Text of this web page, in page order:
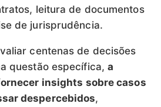
leitura de documentos
de jurisprudência.
centenas de decisões
questão específica,a
insights sobre casos
despercebidos,